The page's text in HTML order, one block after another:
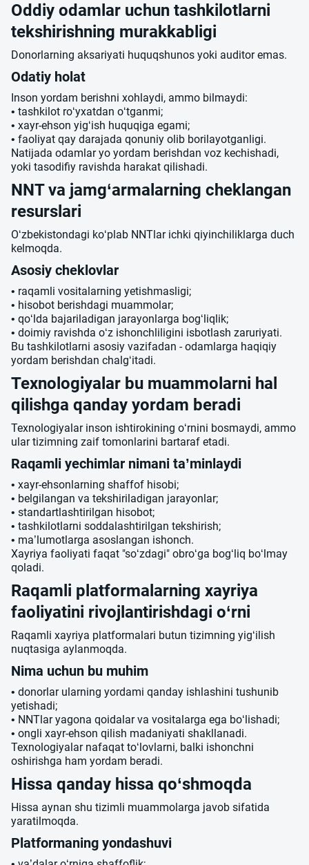
Oddiy odamlar uchun tashkilotlarni
tekshirishning murakkabligi
Donorlarning aksariyati huquqshunos yoki auditor emas.
Odatiy holat
Inson yordam berishni xohlaydi, ammo bilmaydi:
• tashkilot ro‘yxatdan o‘tganmi;
• xayr-ehson yig‘ish huquqiga egami;
• faoliyat qay darajada qonuniy olib borilayotganligi.
Natijada odamlar yo yordam berishdan voz kechishadi,
yoki tasodifiy ravishda harakat qilishadi.
NNT va jamg‘armalarning cheklangan
resurslari
O‘zbekistondagi ko‘plab NNTlar ichki qiyinchiliklarga duch
kelmoqda.
Asosiy cheklovlar
• raqamli vositalarning yetishmasligi;
• hisobot berishdagi muammolar;
• qo‘lda bajariladigan jarayonlarga bog‘liqlik;
• doimiy ravishda o‘z ishonchliligini isbotlash zaruriyati.
Bu tashkilotlarni asosiy vazifadan - odamlarga haqiqiy
yordam berishdan chalg‘itadi.
Texnologiyalar bu muammolarni hal
qilishga qanday yordam beradi
Texnologiyalar inson ishtirokining o‘rnini bosmaydi, ammo
ular tizimning zaif tomonlarini bartaraf etadi.
Raqamli yechimlar nimani ta’minlaydi
• xayr-ehsonlarning shaffof hisobi;
• belgilangan va tekshiriladigan jarayonlar;
• standartlashtirilgan hisobot;
• tashkilotlarni soddalashtirilgan tekshirish;
• ma’lumotlarga asoslangan ishonch.
Xayriya faoliyati faqat "so‘zdagi" obro‘ga bog‘liq bo‘lmay
qoladi.
Raqamli platformalarning xayriya
faoliyatini rivojlantirishdagi o‘rni
Raqamli xayriya platformalari butun tizimning yig‘ilish
nuqtasiga aylanmoqda.
Nima uchun bu muhim
• donorlar ularning yordami qanday ishlashini tushunib
yetishadi;
• NNTlar yagona qoidalar va vositalarga ega bo‘lishadi;
• ongli xayr-ehson qilish madaniyati shakllanadi.
Texnologiyalar nafaqat to‘lovlarni, balki ishonchni
oshirishga ham yordam beradi.
Hissa qanday hissa qo‘shmoqda
Hissa aynan shu tizimli muammolarga javob sifatida
yaratilmoqda.
Platformaning yondashuvi